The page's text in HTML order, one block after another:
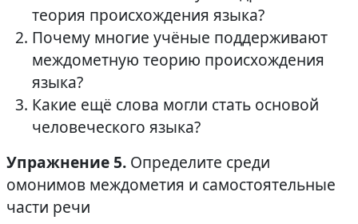
теория происхождения языка?
Почему многие учёные поддерживают
междометную теорию происхождения
языка?
Какие ещё слова могли стать основой
человеческого языка?
Упражнение 5. Определите среди
омонимов междометия и самостоятельные
части речи